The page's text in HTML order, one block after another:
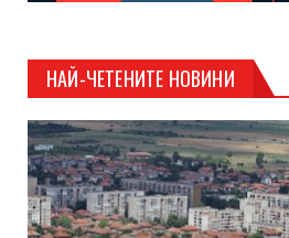
НАЙ-ЧЕТЕНИТЕ НОВИНИ